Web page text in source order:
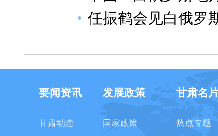
任振鹤会见白俄罗
要闻资讯
甘肃动态
发展政策
国家政策
甘肃名
热点专题